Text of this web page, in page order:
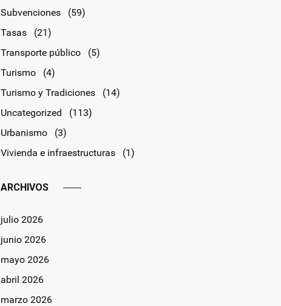
Subvenciones
(59)
Tasas
(21)
Transporte público
(5)
Turismo
(4)
Turismo y Tradiciones
(14)
Uncategorized
(113)
Urbanismo
(3)
Vivienda e infraestructuras
(1)
ARCHIVOS
julio 2026
junio 2026
mayo 2026
abril 2026
marzo 2026